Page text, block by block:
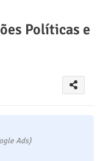
Políticas e
Ads)